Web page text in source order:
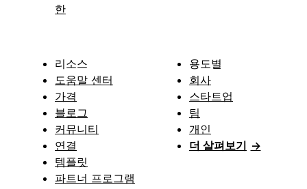
한
리소스
도움말 센터
가격
블로그
커뮤니티
연결
템플릿
파트너 프로그램
용도별
회사
스타트업
팀
개인
더 살펴보기 →